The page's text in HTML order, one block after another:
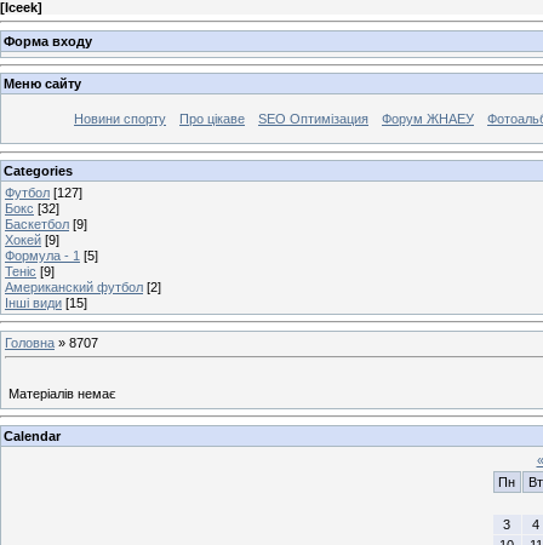
[Iceek]
Форма входу
Меню сайту
Новини спорту Про цікаве SEO Оптимізация Форум ЖНАЕУ
Categories
Футбол [127]
Бокс [32]
Баскетбол [9]
Хокей [9]
Формула - 1 [5]
Теніс [9]
Американский футбол [2]
Інші види [15]
Головна » 8707
Матеріалів немає
Calendar
«
Пн
Вт
3
4